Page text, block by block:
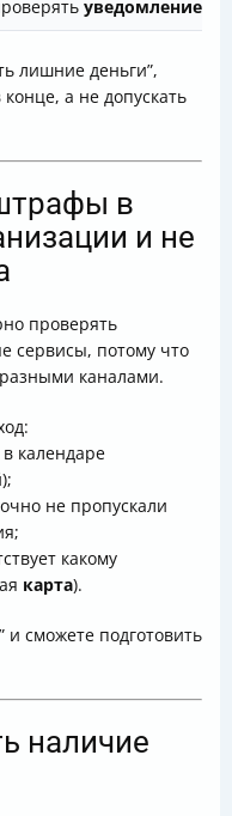
уведомление
лишние деньги”,
а не допускать
в
и не
проверять
сервисы, потому что
каналами.
календаре
не пропускали
какому
карта).
и сможете подготовить
наличие